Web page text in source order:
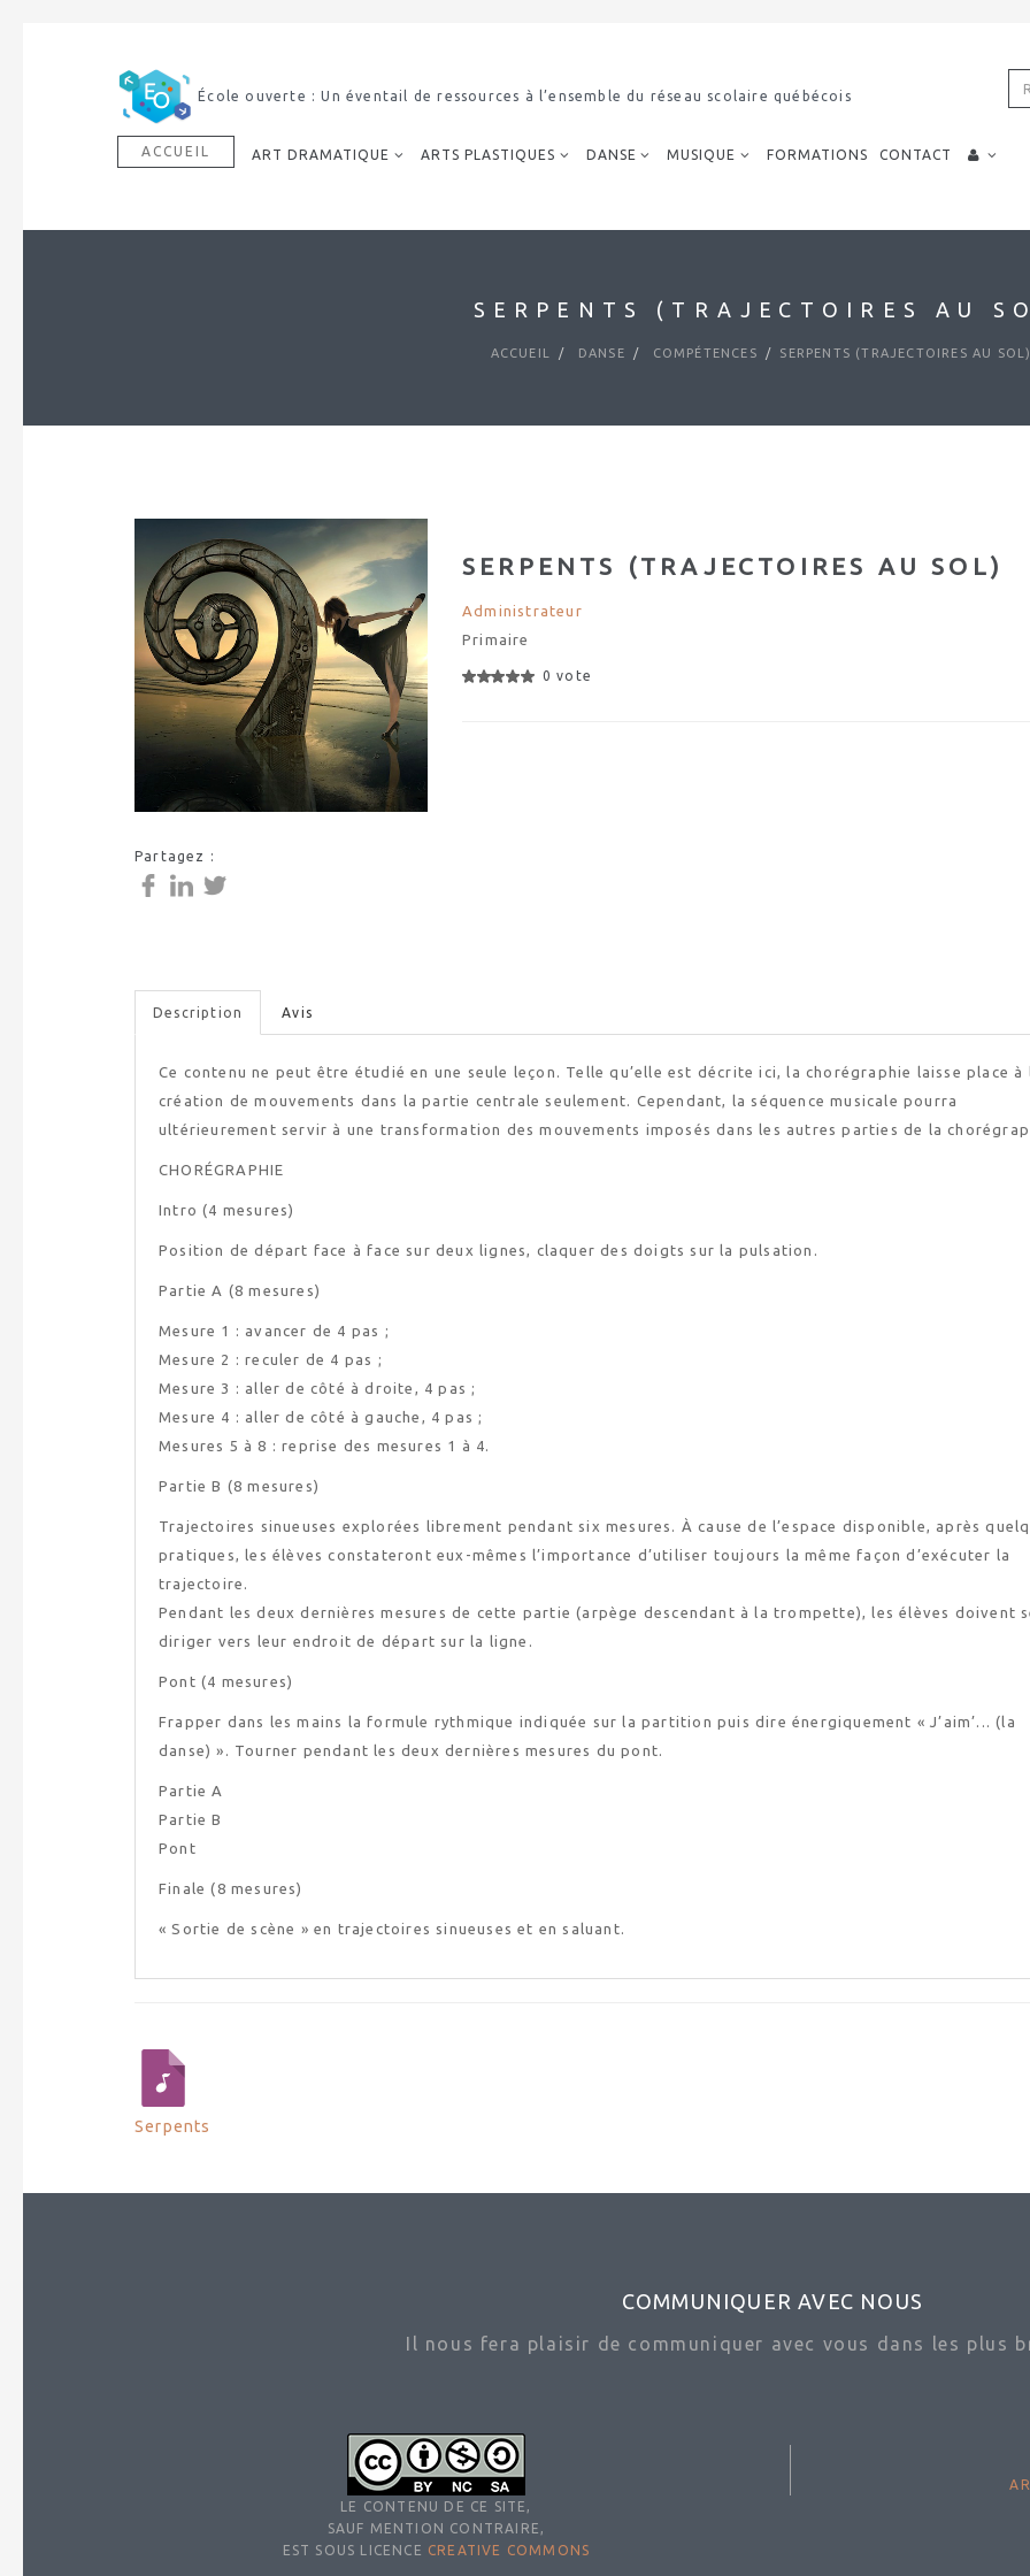
École ouverte : Un éventail de ressources à l’ensemble du réseau scolaire québécois
ACCUEIL ART DRAMATIQUE ARTS PLASTIQUES DANSE MUSIQUE FORMATIONS CONTACT
SERPENTS (TRAJECTOIRES AU
ACCUEIL DANSE COMPÉTENCES SERPENTS (TRAJECTOIRES AU
Partagez :
SERPENTS (TRAJECTOIRES AU SOL)
Administrateur
Primaire
0 vote
Description Avis
Ce contenu ne peut être étudié en une seule leçon. Telle qu’elle est décrite ici, la chorégraphie laisse place à
création de mouvements dans la partie centrale seulement. Cependant, la séquence musicale pourra
ultérieurement servir à une transformation des mouvements imposés dans les autres parties de la
CHORÉGRAPHIE
Intro (4 mesures)
Position de départ face à face sur deux lignes, claquer des doigts sur la pulsation.
Partie A (8 mesures)
Mesure 1 : avancer de 4 pas ;
Mesure 2 : reculer de 4 pas ;
Mesure 3 : aller de côté à droite, 4 pas ;
Mesure 4 : aller de côté à gauche, 4 pas ;
Mesures 5 à 8 : reprise des mesures 1 à 4.
Partie B (8 mesures)
Trajectoires sinueuses explorées librement pendant six mesures. À cause de l’espace disponible, après
pratiques, les élèves constateront eux-mêmes l’importance d’utiliser toujours la même façon d’exécuter la
trajectoire.
Pendant les deux dernières mesures de cette partie (arpège descendant à la trompette), les élèves doivent
diriger vers leur endroit de départ sur la ligne.
Pont (4 mesures)
Frapper dans les mains la formule rythmique indiquée sur la partition puis dire énergiquement « J’aim’... (la
danse) ». Tourner pendant les deux dernières mesures du pont.
Partie A
Partie B
Pont
Finale (8 mesures)
« Sortie de scène » en trajectoires sinueuses et en saluant.
Serpents
COMMUNIQUER AVEC NOUS
Il nous fera plaisir de communiquer avec vous dans les plus
LE CONTENU DE CE SITE,
SAUF MENTION CONTRAIRE,
EST SOUS LICENCE CREATIVE COMMONS